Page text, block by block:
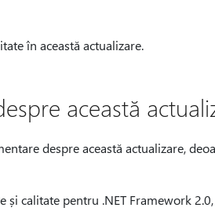
în această actualizare.
această
despre această actualizare,
și calitate pentru .NET Framework